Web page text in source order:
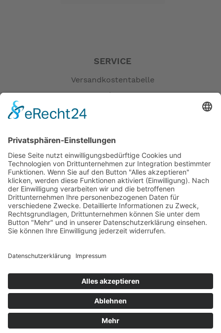
SERVICE
Versandkostentabelle
Blog
Erklärung zur Barrierefreiheit
AGB
Öffnungszeiten
Versandpartner
Verfügbarkeiten
Zahlung und Versand
Datenschutz
Fernabsatz
Widerrufsrecht bei Dienstleistungen
Kontakt
Garantiefall
Batterieverordnung